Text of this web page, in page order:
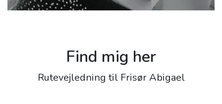
Find mig her
Rutevejledning til Frisør Abigael